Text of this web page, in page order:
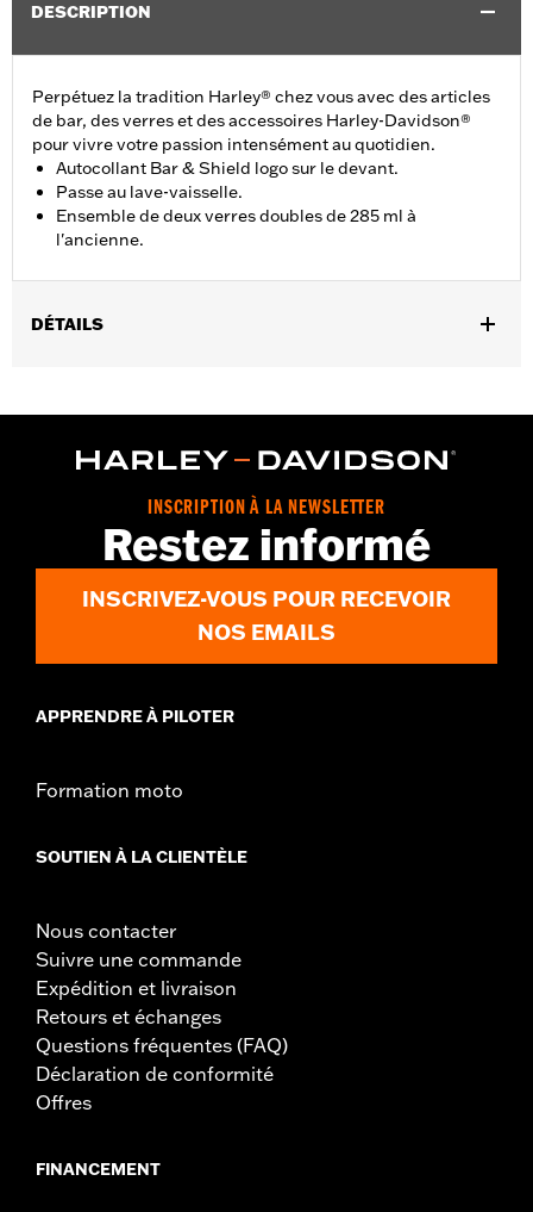
DESCRIPTION
Perpétuez la tradition Harley® chez vous avec des articles
de bar, des verres et des accessoires Harley-Davidson®
pour vivre votre passion intensément au quotidien.
Autocollant Bar & Shield logo sur le devant.
Passe au lave-vaisselle.
Ensemble de deux verres doubles de 285 ml à
l'ancienne.
DÉTAILS
Numéro de style du fournisseur:HDX-98707
INSCRIPTION À LA NEWSLETTER
Restez informé
INSCRIVEZ-VOUS POUR RECEVOIR
NOS EMAILS
APPRENDRE À PILOTER
Formation moto
SOUTIEN À LA CLIENTÈLE
Nous contacter
Suivre une commande
Expédition et livraison
Retours et échanges
Questions fréquentes (FAQ)
Déclaration de conformité
Offres
FINANCEMENT